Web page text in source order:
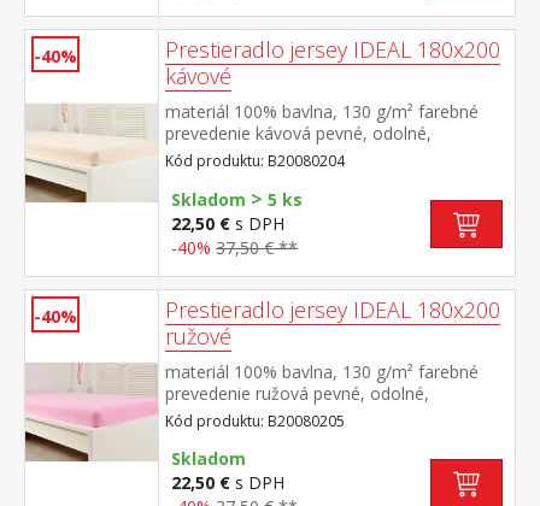
-40%
Prestieradlo jersey IDEAL 180x200
kávové
materiál 100% bavlna, 130 g/m² farebné
prevedenie kávová pevné, odolné,
stálofarebné, obšité gumou pre matrace do
výšky 25 cm prateľné do 60 °C
Kód produktu: B20080204
Skladom > 5 ks
22,50 € s DPH
-40% 37,50 € **
-40%
Prestieradlo jersey IDEAL 180x200
ružové
materiál 100% bavlna, 130 g/m² farebné
prevedenie ružová pevné, odolné,
stálofarebné, obšité gumou pre matrace do
výšky 25 cm prateľné do 60 °C
Kód produktu: B20080205
Skladom
22,50 € s DPH